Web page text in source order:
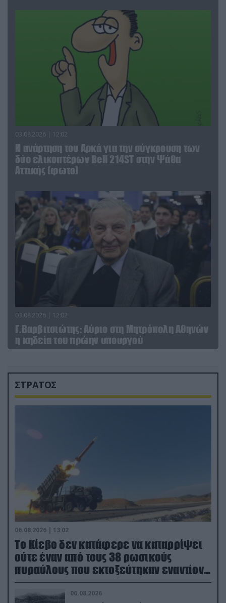
03.08.2026 | 12:02
Η ανάρτηση του Αρκά για την σύγκρουση των
δύο ελικοπτέρων Bell 214ST στην Ψάθα
Αττικής (φωτο)
03.08.2026 | 12:02
Γ.Βαρβιτσιώτης: Aύριο στη Μητρόπολη Αθηνών
η κηδεία του πρώην υπουργού
ΣΤΡΑΤΟΣ
06.08.2026 | 13:02
Το Κίεβο δεν κατάφερε να καταρρίψει
ούτε έναν από τους 38 ρωσικούς
πυραύλους που εκτοξεύτηκαν εναντίον
του
06.08.2026